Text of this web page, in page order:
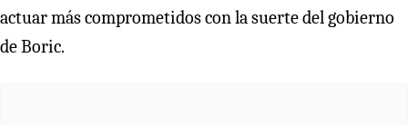
actuar más comprometidos con la suerte del gobierno
de Boric.